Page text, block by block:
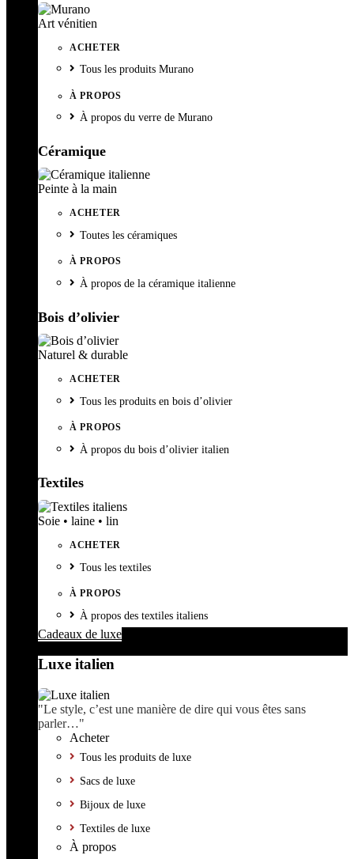
Art vénitien
ACHETER
Tous les produits Murano
À PROPOS
À propos du verre de Murano
Céramique
Peinte à la main
ACHETER
Toutes les céramiques
À PROPOS
À propos de la céramique italienne
Bois d’olivier
Naturel & durable
ACHETER
Tous les produits en bois d’olivier
À PROPOS
À propos du bois d’olivier italien
Textiles
Soie • laine • lin
ACHETER
Tous les textiles
À PROPOS
À propos des textiles italiens
Cadeaux de luxe
Luxe italien
"Le style, c’est une manière de dire qui vous êtes sans
parler…"
Acheter
Tous les produits de luxe
Sacs de luxe
Bijoux de luxe
Textiles de luxe
À propos